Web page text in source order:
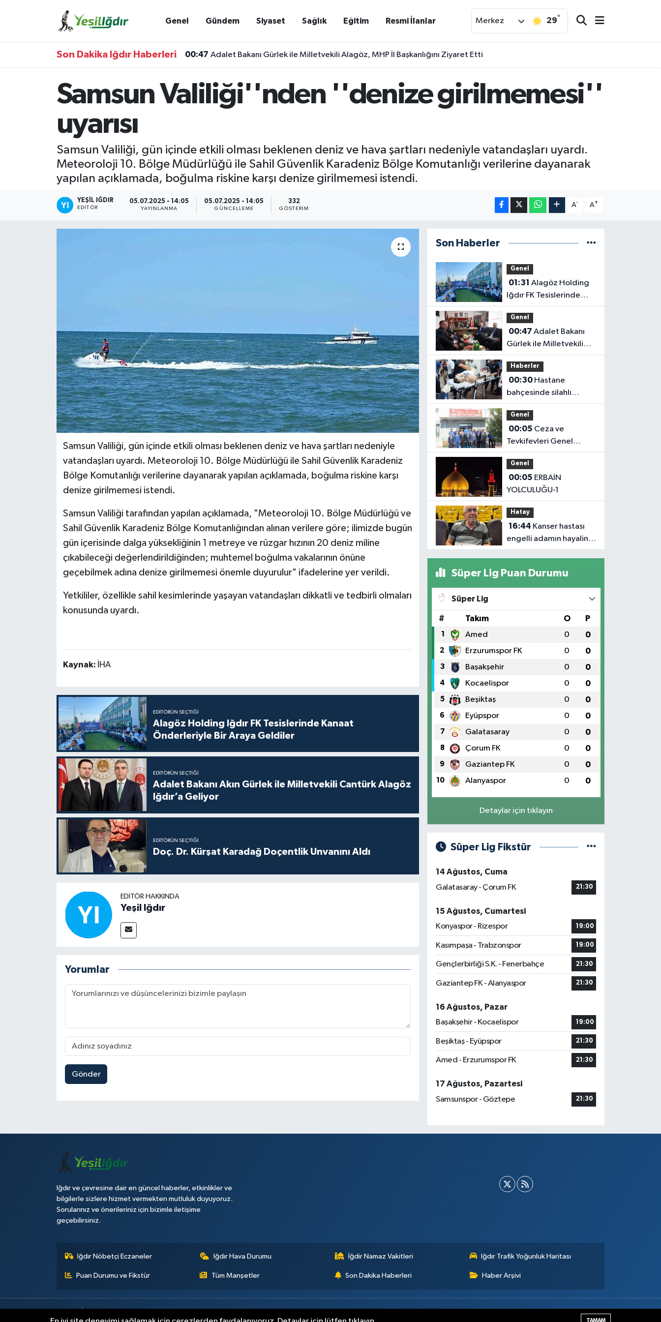
Genel Gündem Siyaset Sağlık Eğitim Resmi İlanlar Merkez 29°
Son Dakika Iğdır Haberleri 00:47 Adalet Bakanı Gürlek ile Milletvekili Alagöz, MHP İl Başkanlığını Ziyaret Etti
Samsun Valiliği''nden ''denize girilmemesi''
uyarısı
Samsun Valiliği, gün içinde etkili olması beklenen deniz ve hava şartları nedeniyle vatandaşları uyardı.
Meteoroloji 10. Bölge Müdürlüğü ile Sahil Güvenlik Karadeniz Bölge Komutanlığı verilerine dayanarak
yapılan açıklamada, boğulma riskine karşı denize girilmemesi istendi.
YEŞIL IĞDIR
EDITÖR
05.07.2025 - 14:05
YAYINLANMA
05.07.2025 - 14:05
GÜNCELLEME
332
GÖSTERIM
A- A+
Samsun Valiliği, gün içinde etkili olması beklenen deniz ve hava şartları nedeniyle
vatandaşları uyardı. Meteoroloji 10. Bölge Müdürlüğü ile Sahil Güvenlik Karadeniz
Bölge Komutanlığı verilerine dayanarak yapılan açıklamada, boğulma riskine karşı
denize girilmemesi istendi.
Samsun Valiliği tarafından yapılan açıklamada, "Meteoroloji 10. Bölge Müdürlüğü ve
Sahil Güvenlik Karadeniz Bölge Komutanlığından alınan verilere göre; ilimizde bugün
gün içerisinde dalga yüksekliğinin 1 metreye ve rüzgar hızının 20 deniz miline
çıkabileceği değerlendirildiğinden; muhtemel boğulma vakalarının önüne
geçebilmek adına denize girilmemesi önemle duyurulur" ifadelerine yer verildi.
Yetkililer, özellikle sahil kesimlerinde yaşayan vatandaşları dikkatli ve tedbirli olmaları
konusunda uyardı.
Kaynak: İHA
EDITÖRÜN SEÇTIĞI
Alagöz Holding Iğdır FK Tesislerinde Kanaat
Önderleriyle Bir Araya Geldiler
EDITÖRÜN SEÇTIĞI
Adalet Bakanı Akın Gürlek ile Milletvekili Cantürk Alagöz
Iğdır’a Geliyor
EDITÖRÜN SEÇTIĞI
Doç. Dr. Kürşat Karadağ Doçentlik Unvanını Aldı
EDITÖR HAKKINDA
Yeşil Iğdır
Yorumlar
Gönder
Son Haberler
Genel
01:31
Iğdır FK Tesislerinde
Kanaat Önderleriyle Bir
Araya Geldiler
Genel
00:47
Gürlek ile Milletvekili
Alagöz, MHP İl
Başkanlığını Ziyaret Etti
Haberler
00:30Hastane
bahçesinde silahlı
saldırı: 1'i çocuk 2 yaralı
Genel
00:05
Tevkifevleri Genel
Müdürü Çelebi
Yılmaz’dan Iğdır’daki
Kurumlara Ziyaret ve
Üretim İncelemesi
Genel
00:05
YOLCULUĞU-1
Hatay
16:44
engelli adamın hayalini
bile kuramadığı evine
gözyaşı duygulandırdı
Süper Lig Puan Durumu
Süper Lig
# Takım O P
1 Amed 0 0
2 Erzurumspor FK 0 0
3 Başakşehir 0 0
4 Kocaelispor 0 0
5 Beşiktaş 0 0
6 Eyüpspor 0 0
7 Galatasaray 0 0
8 Çorum FK 0 0
9 Gaziantep FK 0 0
10 Alanyaspor 0 0
Detaylar için tıklayın
Süper Lig Fikstür
14 Ağustos, Cuma
Galatasaray - Çorum FK
21:30
15 Ağustos, Cumartesi
Konyaspor - Rizespor
19:00
Kasımpaşa - Trabzonspor 19:00
Gençlerbirliği S.K. - Fenerbahçe 21:30
Gaziantep FK - Alanyaspor 21:30
16 Ağustos, Pazar
Başakşehir - Kocaelispor
19:00
Beşiktaş - Eyüpspor 21:30
Amed - Erzurumspor FK 21:30
17 Ağustos, Pazartesi
Samsunspor - Göztepe
21:30
Iğdır ve çevresine dair en güncel haberler, etkinlikler ve
bilgilerle sizlere hizmet vermekten mutluluk duyuyoruz.
Sorularınız ve önerileriniz için bizimle iletişime
geçebilirsiniz.
Iğdır Nöbetçi Eczaneler Iğdır Hava Durumu İğdir Namaz Vakitleri Iğdır Trafik Yoğunluk Haritası
Puan Durumu ve Fikstür Tüm Manşetler Son Dakika Haberleri Haber Arşivi
TE Bilişim
TAMAM
İğdir Namaz Vakitleri
Süper Lig Puan Durumu ve Fikstür
Tüm Manşetler
Haber Arşivi